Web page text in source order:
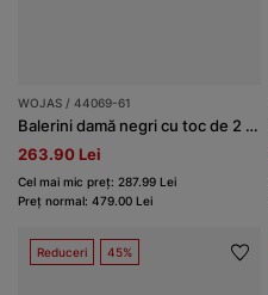
WOJAS / 44069-61
Balerini damă negri cu toc de 2 cm
263.90 Lei
Cel mai mic preț: 287.99 Lei
Preț normal: 479.00 Lei
Reduceri 45%